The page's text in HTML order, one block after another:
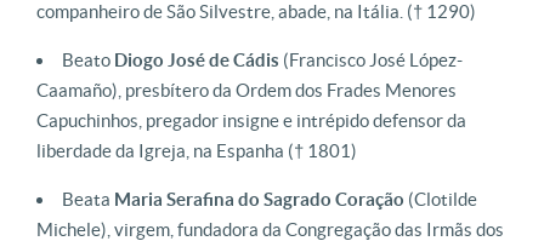
companheiro de São Silvestre, abade, na Itália. († 1290)
Beato Diogo José de Cádis (Francisco José López-
Caamaño), presbítero da Ordem dos Frades Menores
Capuchinhos, pregador insigne e intrépido defensor da
liberdade da Igreja, na Espanha († 1801)
Beata Maria Serafina do Sagrado Coração (Clotilde
Michele), virgem, fundadora da Congregação das Irmãs dos